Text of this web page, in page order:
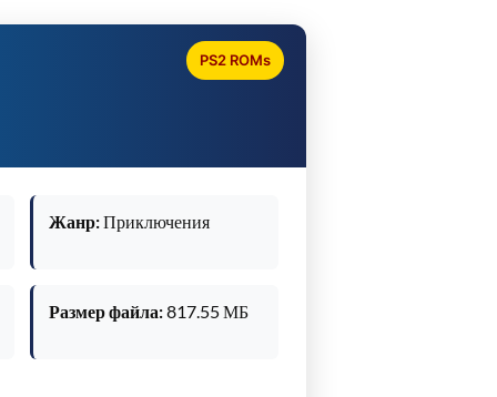
PS2 ROMs
Жанр:Приключения
Размер файла:817.55 МБ